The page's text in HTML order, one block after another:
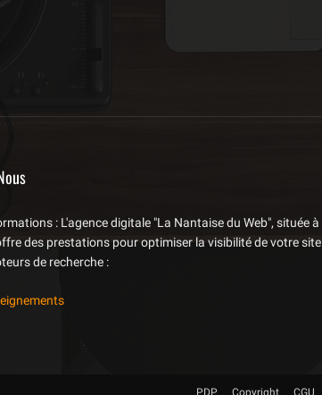
: L'agence digitale "La Nantaise du Web", située à
des prestations pour optimiser la visibilité de votre site
de recherche :